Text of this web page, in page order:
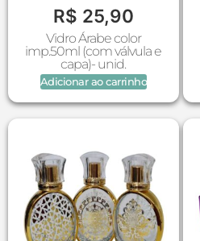
R$ 25,90
Vidro Árabe color
imp.50ml (com válvula e
capa)- unid.
Adicionar ao carrinho